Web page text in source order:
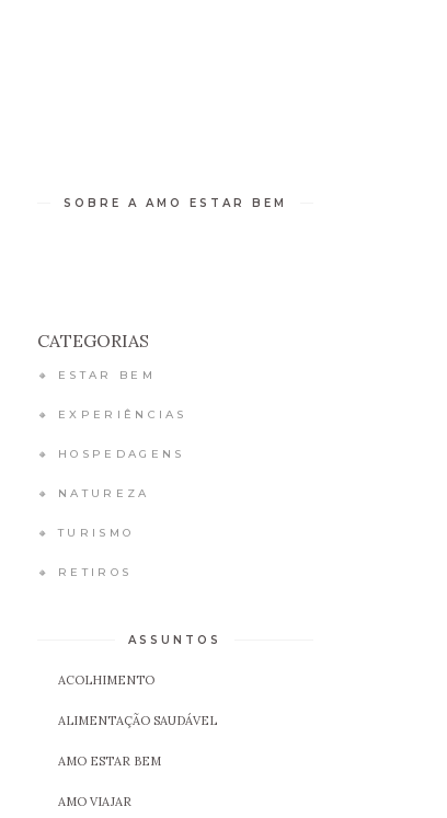
SOBRE A AMO ESTAR BEM
CATEGORIAS
🔸 ESTAR BEM
🔸 EXPERIÊNCIAS
🔸 HOSPEDAGENS
🔸 NATUREZA
🔸 TURISMO
🔸 RETIROS
ASSUNTOS
ACOLHIMENTO
ALIMENTAÇÃO SAUDÁVEL
AMO ESTAR BEM
AMO VIAJAR